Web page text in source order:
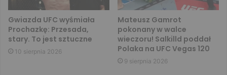
Gwiazda UFC wyśmiała
Prochazkę: Przesada,
stary. To jest sztuczne
10 sierpnia 2026
Mateusz Gamrot
pokonany w walce
wieczoru! Salkilld poddał
Polaka na UFC Vegas 120
9 sierpnia 2026